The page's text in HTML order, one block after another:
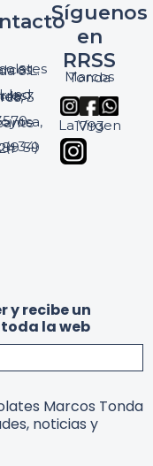
Tonda S.L.
Ptda. Torres, 3
Alicante
965 89 59 24
Síguenos
en
RRSS
Marcos Tonda
La Virgen 1793
y recibe un
la web
Marcos Tonda
noticias y